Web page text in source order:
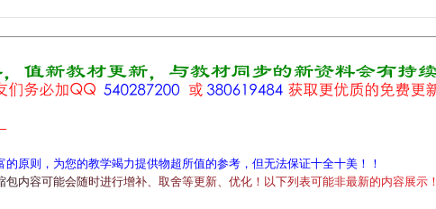
的原则，为您的教学竭力提供物超所值的参考，但无法保证十全十美！！
包内容可能会随时进行增补、 取舍等更新、 优化 ！ 以下列 表可能非最新的内容展示 ！